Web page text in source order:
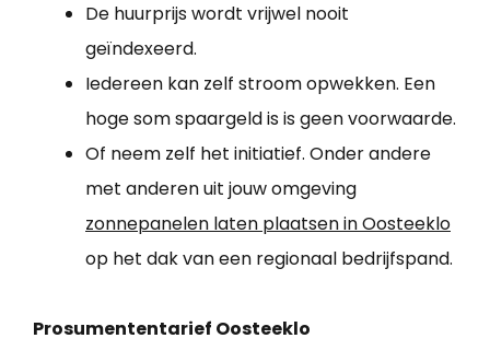
De huurprijs wordt vrijwel nooit
geïndexeerd.
Iedereen kan zelf stroom opwekken. Een
hoge som spaargeld is is geen voorwaarde.
Of neem zelf het initiatief. Onder andere
met anderen uit jouw omgeving
zonnepanelen laten plaatsen in Oosteeklo
op het dak van een regionaal bedrijfspand.
Prosumententarief Oosteeklo